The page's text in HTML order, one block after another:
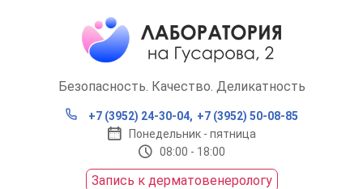
Безопасность. Качество. Деликатность
+7 (3952) 24-30-04, +7 (3952) 50-08-85
Понедельник - пятница
08:00 - 18:00
Запись к дерматовенерологу